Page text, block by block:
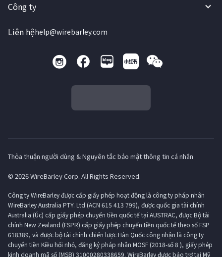
Công ty
Liên hệhelp@wirebarley.com
Thỏa thuận người dùng & Nguyên tắc bảo mật thông tin cá nhân
© 2026 WireBarley Corp. All Rights Reserved.
Công ty WireBarley được cấp giấy phép hoạt động là công ty pháp nhân
WireBarley Australia PTY. Ltd (ACN 615 413 799), được quốc gia tài chính
Australia (Úc) cấp giấy phép chuyển tiền quốc tế tại AUSTRAC, được Bộ tài
chính New Zealand (FSPR) cấp giấy phép chuyển tiền quốc tế theo số FSP
618389, và được bộ tài chính chiến lược Hàn Quốc công nhận là công ty
chuyển tiền Kiều hối nhỏ, đăng ký pháp nhân MOSF (2018-số 8 ), giấy phép
kinh doanh mã số (MSB) 31000280338659. WireBarley được bảo trợ tại Mỹ